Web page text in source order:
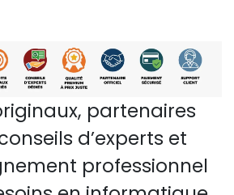
partenaires
d’experts et
professionnel